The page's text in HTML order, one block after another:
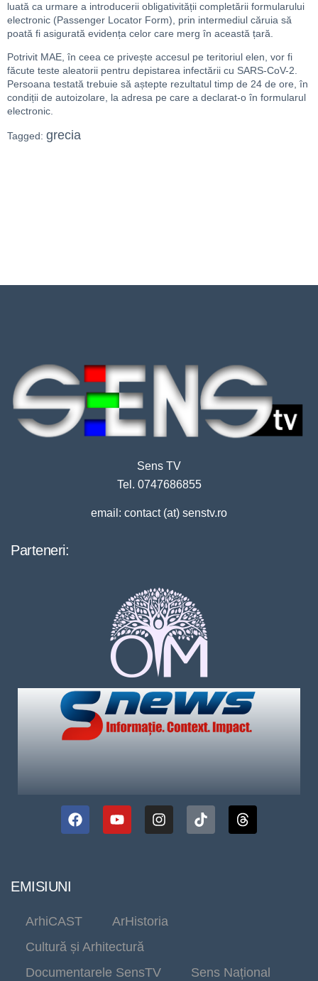
luată ca urmare a introducerii obligativității completării formularului
electronic (Passenger Locator Form), prin intermediul căruia să
poată fi asigurată evidența celor care merg în această țară.
Potrivit MAE, în ceea ce privește accesul pe teritoriul elen, vor fi
făcute teste aleatorii pentru depistarea infectării cu SARS-CoV-2.
Persoana testată trebuie să aștepte rezultatul timp de 24 de ore, în
condiții de autoizolare, la adresa pe care a declarat-o în formularul
electronic.
Tagged: grecia
Sens TV
Tel. 0747686855
email: contact (at) senstv.ro
Parteneri:
EMISIUNI
ArhiCAST
ArHistoria
Cultură și Arhitectură
Documentarele SensTV
Sens Național